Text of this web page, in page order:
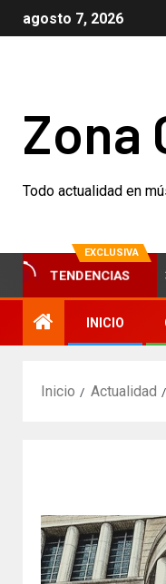
agosto 7, 2026
Zona
Todo actualidad en
EXCLUSIVA
TENDENCIAS
Nails celebran el 30
INICIO
Inicio Actualidad